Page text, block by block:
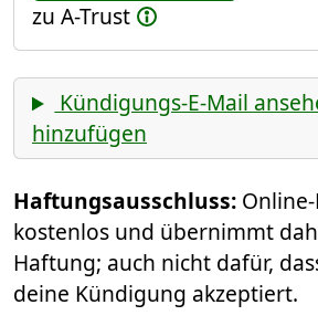
zu A-Trust
Kündigungs-E-Mail
hinzufügen
Haftungsausschluss:
kostenlos und übernimmt
Haftung; auch nicht dafür,
deine Kündigung akzeptiert.